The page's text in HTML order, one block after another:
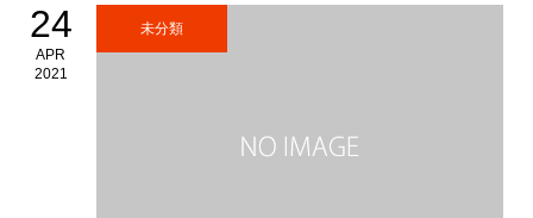
24
APR
2021
未分類